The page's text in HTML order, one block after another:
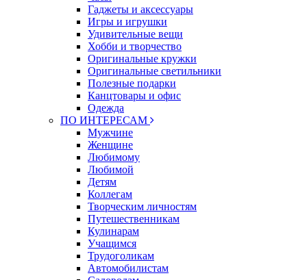
Гаджеты и аксессуары
Игры и игрушки
Удивительные вещи
Хобби и творчество
Оригинальные кружки
Оригинальные светильники
Полезные подарки
Канцтовары и офис
Одежда
ПО ИНТЕРЕСАМ
Мужчине
Женщине
Любимому
Любимой
Детям
Коллегам
Творческим личностям
Путешественникам
Кулинарам
Учащимся
Трудоголикам
Автомобилистам